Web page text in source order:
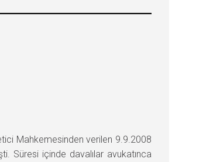
Mahkemesinden verilen 9.9.2008
Süresi içinde davalılar avukatınca